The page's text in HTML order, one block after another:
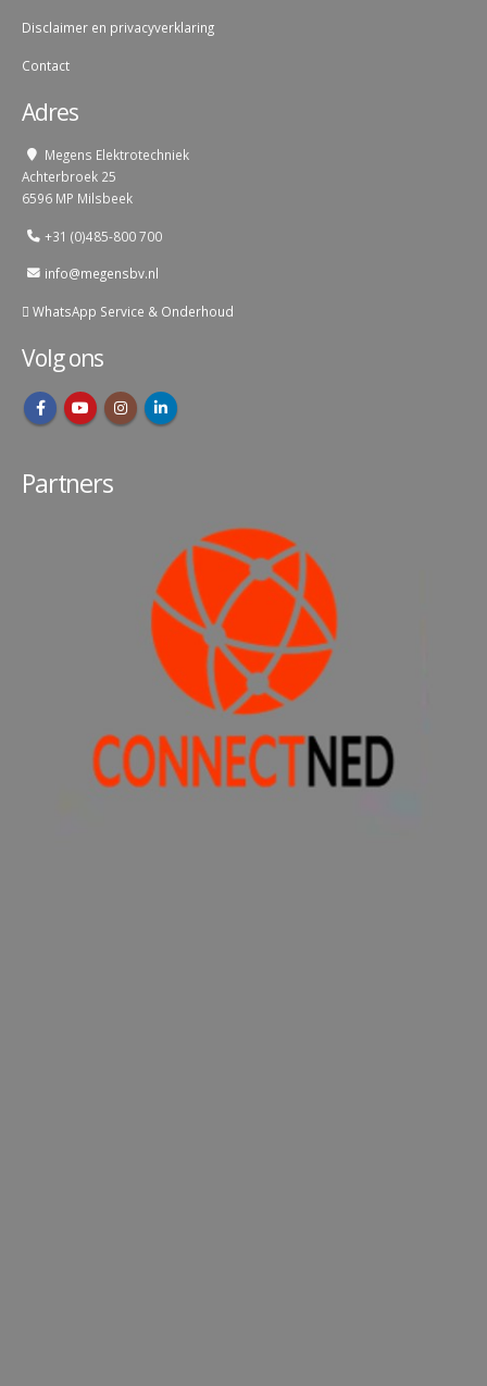
Disclaimer en privacyverklaring
Contact
Adres
Megens Elektrotechniek
Achterbroek 25
6596 MP Milsbeek
+31 (0)485-800 700
info@megensbv.nl
WhatsApp Service & Onderhoud
Volg ons
Partners